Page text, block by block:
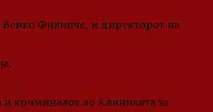
Венко Филипче, и директорот на
и криминалот во Клиниката за